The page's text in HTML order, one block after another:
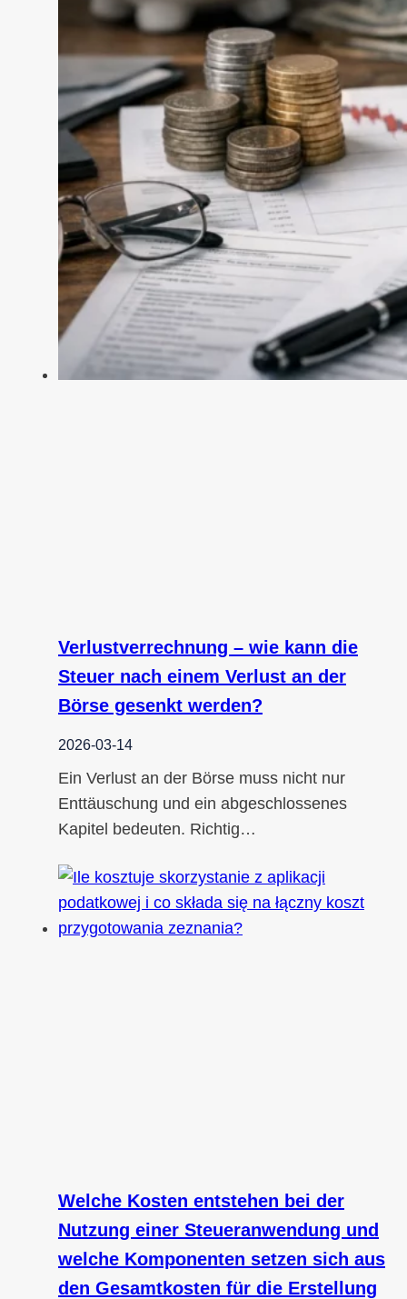
Verlustverrechnung – wie kann die
Steuer nach einem Verlust an der
Börse gesenkt werden?
2026-03-14
Ein Verlust an der Börse muss nicht nur
Enttäuschung und ein abgeschlossenes
Kapitel bedeuten. Richtig…
Welche Kosten entstehen bei der
Nutzung einer Steueranwendung und
welche Komponenten setzen sich aus
den Gesamtkosten für die Erstellung